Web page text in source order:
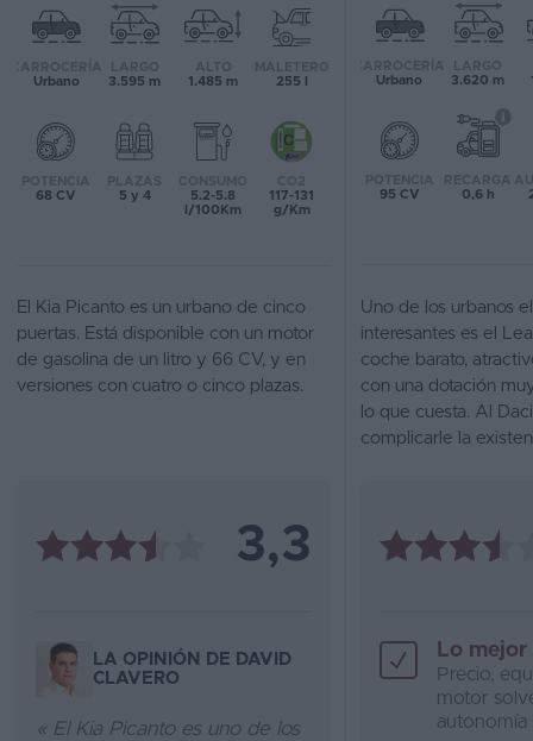
de
compra
Comparador
Favoritos
Concesionarios
Blog
Ventas
de
CARROCERÍA
Urbano
LARGO
3.595 m
ALTO
1.485 m
MALETERO
255 l
POTENCIA
68 CV
PLAZAS
5 y 4
CONSUMO
5.2-5.8
l/100Km
CO2
117-131
g/Km
CARROCERÍA
Urbano
LARGO
3.620 m
POTENCIA
95 CV
RECARGA
0,6 h
El Kia Picanto es un urbano de cinco
puertas. Está disponible con un motor
de gasolina de un litro y 66 CV, y en
versiones con cuatro o cinco plazas.
Uno de los urbanos
interesantes es el
coche barato,
con una dotación
lo que cuesta. Al
complicarle la
3,3
LA OPINIÓN DE DAVID
CLAVERO
« El Kia Picanto es uno de los
Lo mejor
Precio,
motor
autonomía